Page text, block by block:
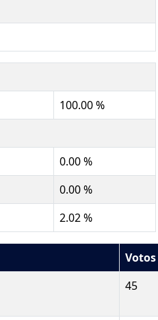
100.00 %
0.00 %
0.00 %
2.02 %
Votos
45